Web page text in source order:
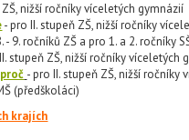
ZŠ, nižší ročníky víceletých gymnázií
- pro II. stupeň ZŠ, nižší ročníky
- 9. ročníků ZŠ a pro 1. a 2. ročníky
stupeň ZŠ, nižší ročníky víceletých
- pro II. stupeň ZŠ, nižší ročníky
(předškoláci)
krajích